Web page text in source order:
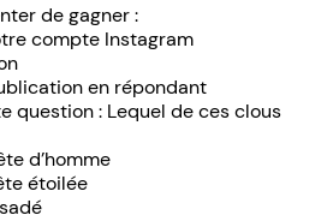
de gagner :
compte Instagram
en répondant
question : Lequel de ces clous
d’homme
étoilée